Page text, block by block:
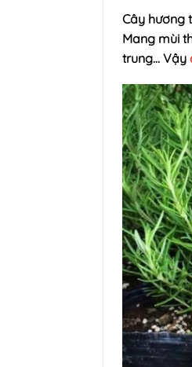
Cây hương
Mang mùi
trung… Vậy